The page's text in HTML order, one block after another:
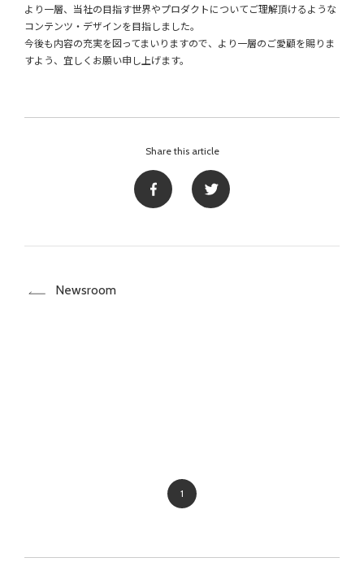
より一層、当社の目指す世界やプロダクトについてご理解頂けるような
コンテンツ・デザインを目指しました。
今後も内容の充実を図ってまいりますので、より一層のご愛顧を賜りま
すよう、宜しくお願い申し上げます。
Share this article
Newsroom
1